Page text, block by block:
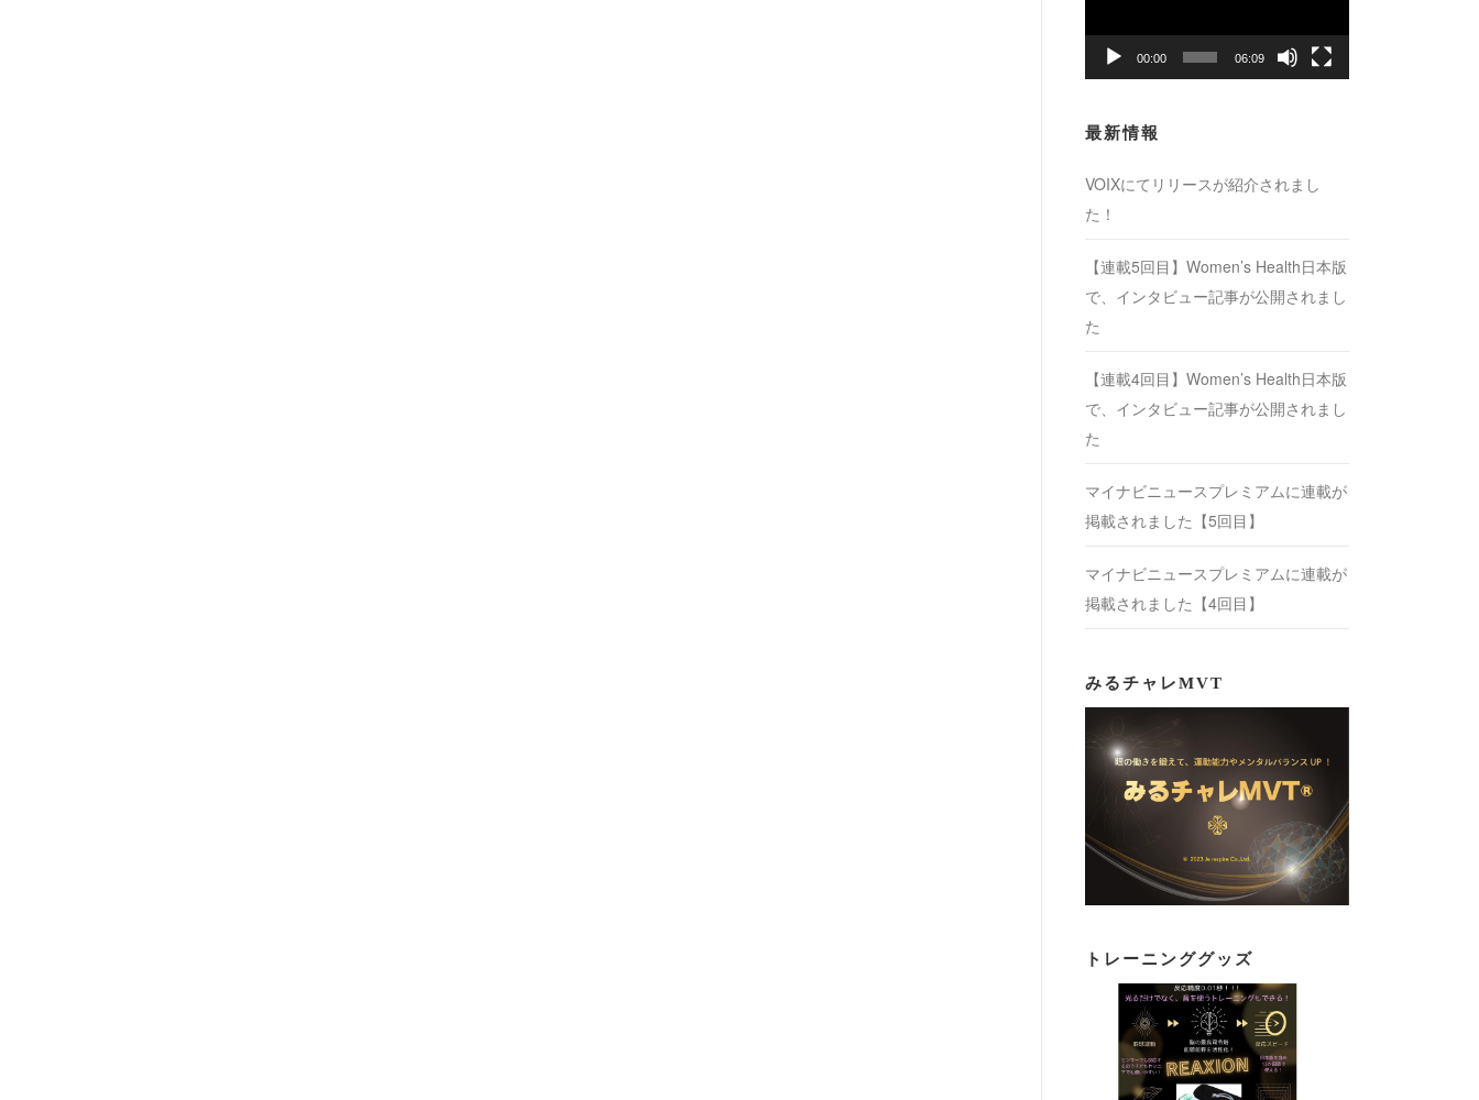
レ
ー
00:00 06:09
最新情報
VOIXにてリリースが紹介されまし
た！
【連載5回目】Women’s Health日本版
で、インタビュー記事が公開されまし
た
【連載4回目】Women’s Health日本版
で、インタビュー記事が公開されまし
た
マイナビニュースプレミアムに連載が
掲載されました【5回目】
マイナビニュースプレミアムに連載が
掲載されました【4回目】
みるチャレMVT
トレーニンググッズ